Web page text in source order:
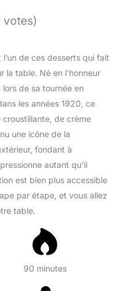
votes)
de ces desserts qui fait
la table. Né en l’honneur
de sa tournée en
les années 1920, ce
de crème
une icône de la
fondant à
autant qu’il
est bien plus accessible
par étape, et vous allez
table.
90 minutes